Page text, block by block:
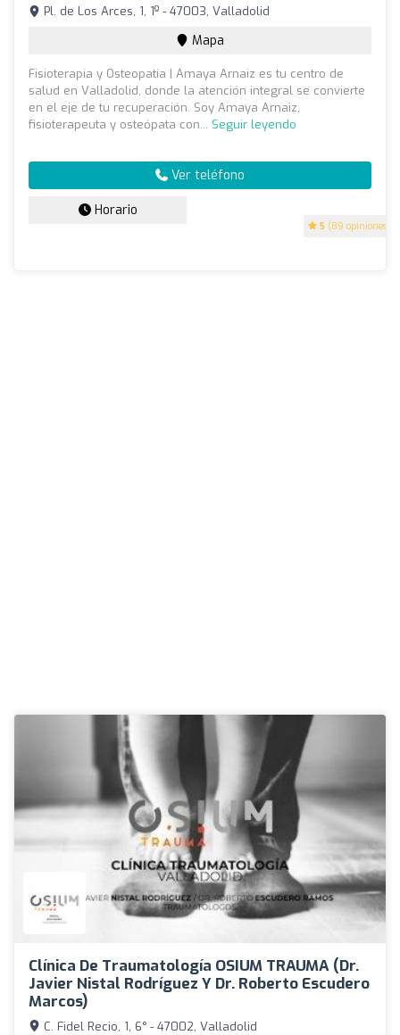
5 (89 opiniones)
Pl. de Los Arces, 1, 1º - 47003, Valladolid
Mapa
Fisioterapia y Osteopatía | Amaya Arnaiz es tu centro de
salud en Valladolid, donde la atención integral se convierte
en el eje de tu recuperación. Soy Amaya Arnaiz,
fisioterapeuta y osteópata con... Seguir leyendo
Ver teléfono
Horario
Clínica De Traumatología OSIUM TRAUMA (Dr.
Javier Nistal Rodríguez Y Dr. Roberto Escudero
Marcos)
C. Fidel Recio, 1, 6° - 47002, Valladolid